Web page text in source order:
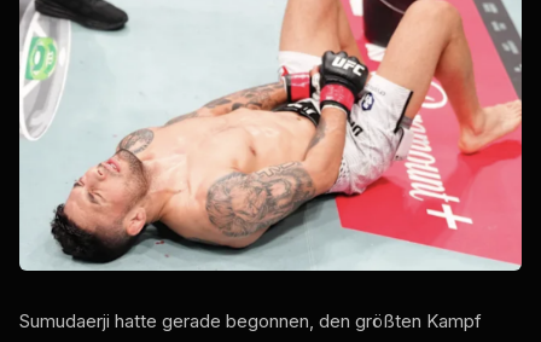
Sumudaerji hatte gerade begonnen, den größten Kampf